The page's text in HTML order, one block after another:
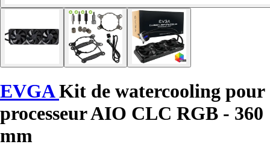
EVGAKit de watercooling pour
processeur AIO CLC RGB - 360
mm